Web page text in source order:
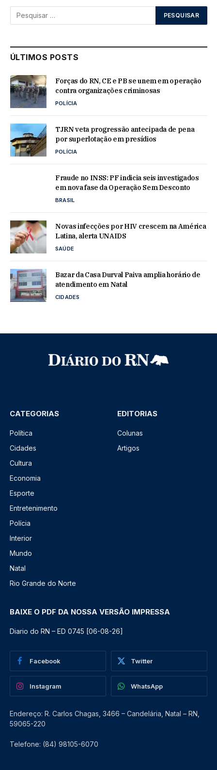
ÚLTIMOS POSTS
Forças do RN, CE e PB se unem em operação
contra organizações criminosas
POLÍCIA
TJRN veta progressão antecipada de pena
por superlotação em presídios
POLÍCIA
Fraude no INSS: PF indicia seis investigados
em nova fase da Operação Sem Desconto
BRASIL
Novas infecções por HIV crescem na América
Latina, alerta UNAIDS
SAÚDE
Bazar da Casa Durval Paiva amplia horário de
atendimento em Natal
CIDADES
CATEGORIAS
Política
Cidades
Cultura
Economia
Esporte
Entretenimento
Polícia
Interior
Mundo
Natal
Rio Grande do Norte
EDITORIAS
Colunas
Artigos
BAIXE O PDF DA NOSSA VERSÃO IMPRESSA
Diario do RN – ED 0745 [06-08-26]
Facebook Twitter
Instagram WhatsApp
Endereço: R. Carlos Chagas, 3466 – Candelária, Natal – RN,
59065-220
Telefone: (84) 98105-6070